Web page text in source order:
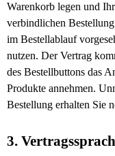
Warenkorb legen und
verbindlichen
im Bestellablauf
nutzen. Der Vertrag
des Bestellbuttons das
Produkte annehmen.
Bestellung erhalten Sie
3.